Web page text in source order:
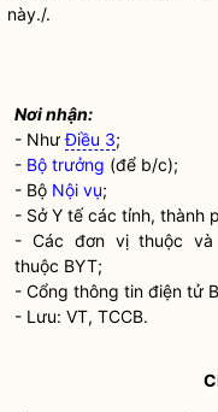
này./.
Nơi nhận:
- NhưĐiều 3;
- Bộ trưởng (để b/c);
- Bộ Nội vụ;
- Sở Y tế các tỉnh, thành
- Các đơn vị thuộc
thuộc BYT;
- Cổng thông tin điện tử
- Lưu: VT, TCCB.